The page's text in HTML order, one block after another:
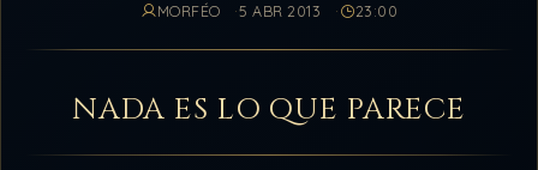
MORFÉO 5 ABR 2013 23:00
NADA ES LO QUE PARECE